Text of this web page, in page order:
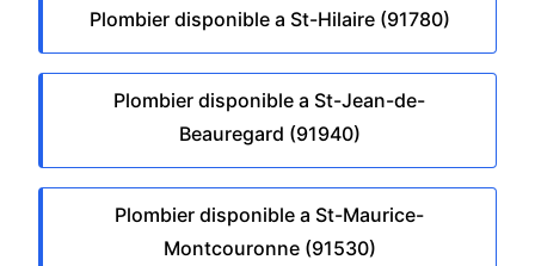
Plombier disponible a St-Hilaire (91780)
Plombier disponible a St-Jean-de-
Beauregard (91940)
Plombier disponible a St-Maurice-
Montcouronne (91530)